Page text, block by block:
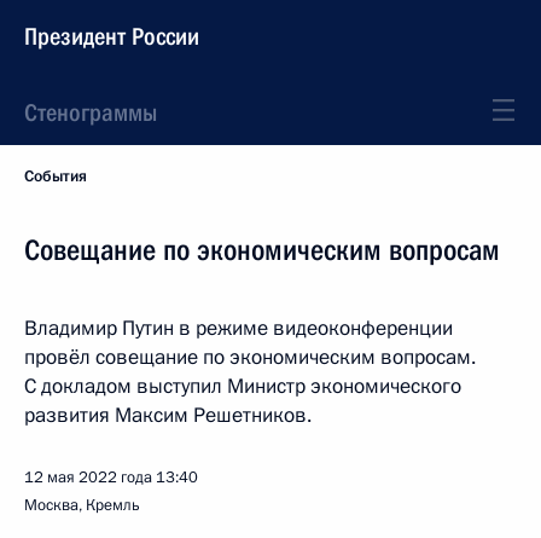
Президент России
Стенограммы
События
Совещание по экономическим вопросам
Владимир Путин в режиме видеоконференции
провёл совещание по экономическим вопросам.
С докладом выступил Министр экономического
развития Максим Решетников.
12 мая 2022 года 13:40
Москва, Кремль